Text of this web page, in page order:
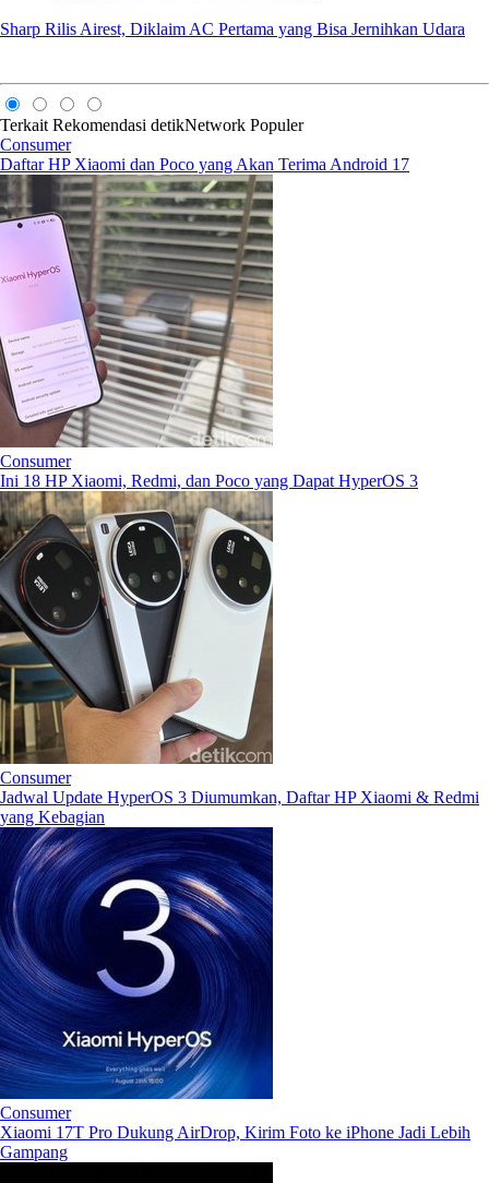
Sharp Rilis Airest, Diklaim AC Pertama yang Bisa Jernihkan Udara
Terkait Rekomendasi detikNetwork Populer
Consumer
Daftar HP Xiaomi dan Poco yang Akan Terima Android 17
Consumer
Ini 18 HP Xiaomi, Redmi, dan Poco yang Dapat HyperOS 3
Consumer
Jadwal Update HyperOS 3 Diumumkan, Daftar HP Xiaomi & Redmi
yang Kebagian
Consumer
Xiaomi 17T Pro Dukung AirDrop, Kirim Foto ke iPhone Jadi Lebih
Gampang